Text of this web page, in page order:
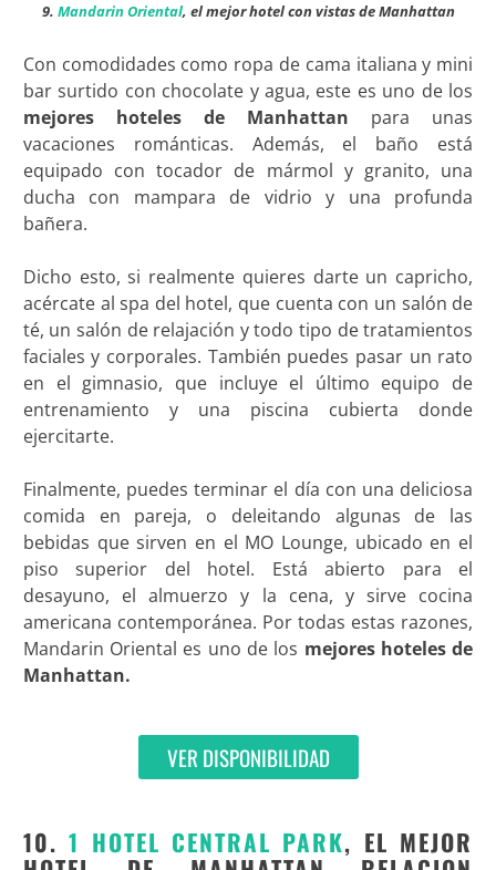
9. Mandarin Oriental, el mejor hotel con vistas de Manhattan
Con comodidades como ropa de cama italiana y mini
bar surtido con chocolate y agua, este es uno de los
mejores hoteles de Manhattan para unas
vacaciones románticas. Además, el baño está
equipado con tocador de mármol y granito, una
ducha con mampara de vidrio y una profunda
bañera.
Dicho esto, si realmente quieres darte un capricho,
acércate al spa del hotel, que cuenta con un salón de
té, un salón de relajación y todo tipo de tratamientos
faciales y corporales. También puedes pasar un rato
en el gimnasio, que incluye el último equipo de
entrenamiento y una piscina cubierta donde
ejercitarte.
Finalmente, puedes terminar el día con una deliciosa
comida en pareja, o deleitando algunas de las
bebidas que sirven en el MO Lounge, ubicado en el
piso superior del hotel. Está abierto para el
desayuno, el almuerzo y la cena, y sirve cocina
americana contemporánea. Por todas estas razones,
Mandarin Oriental es uno de los mejores hoteles de
Manhattan.
VER DISPONIBILIDAD
10.1 HOTEL CENTRAL PARK, EL MEJOR